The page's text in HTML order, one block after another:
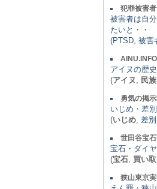
犯罪被害
被害者は自
たいと・・
(PTSD, 被害
AINU.INFO
アイヌの歴
(アイヌ 民族
勇気の掲
いじめ・差
(いじめ , 差
世田谷宝
宝石・ダイ
(宝石 買い
狭山東京